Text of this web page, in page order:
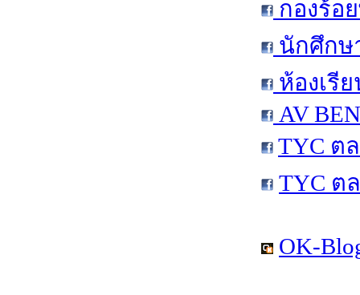
กองร้อ
นักศึกษ
ห้องเรี
AV
TYC ต
TYC ต
OK-